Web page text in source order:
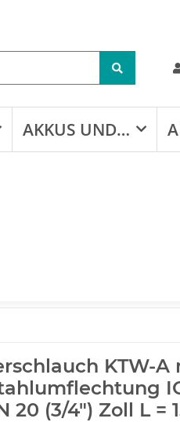
AKKUS UND LADEGERÄTE
KTW-A
20 (3/4") Zoll L =